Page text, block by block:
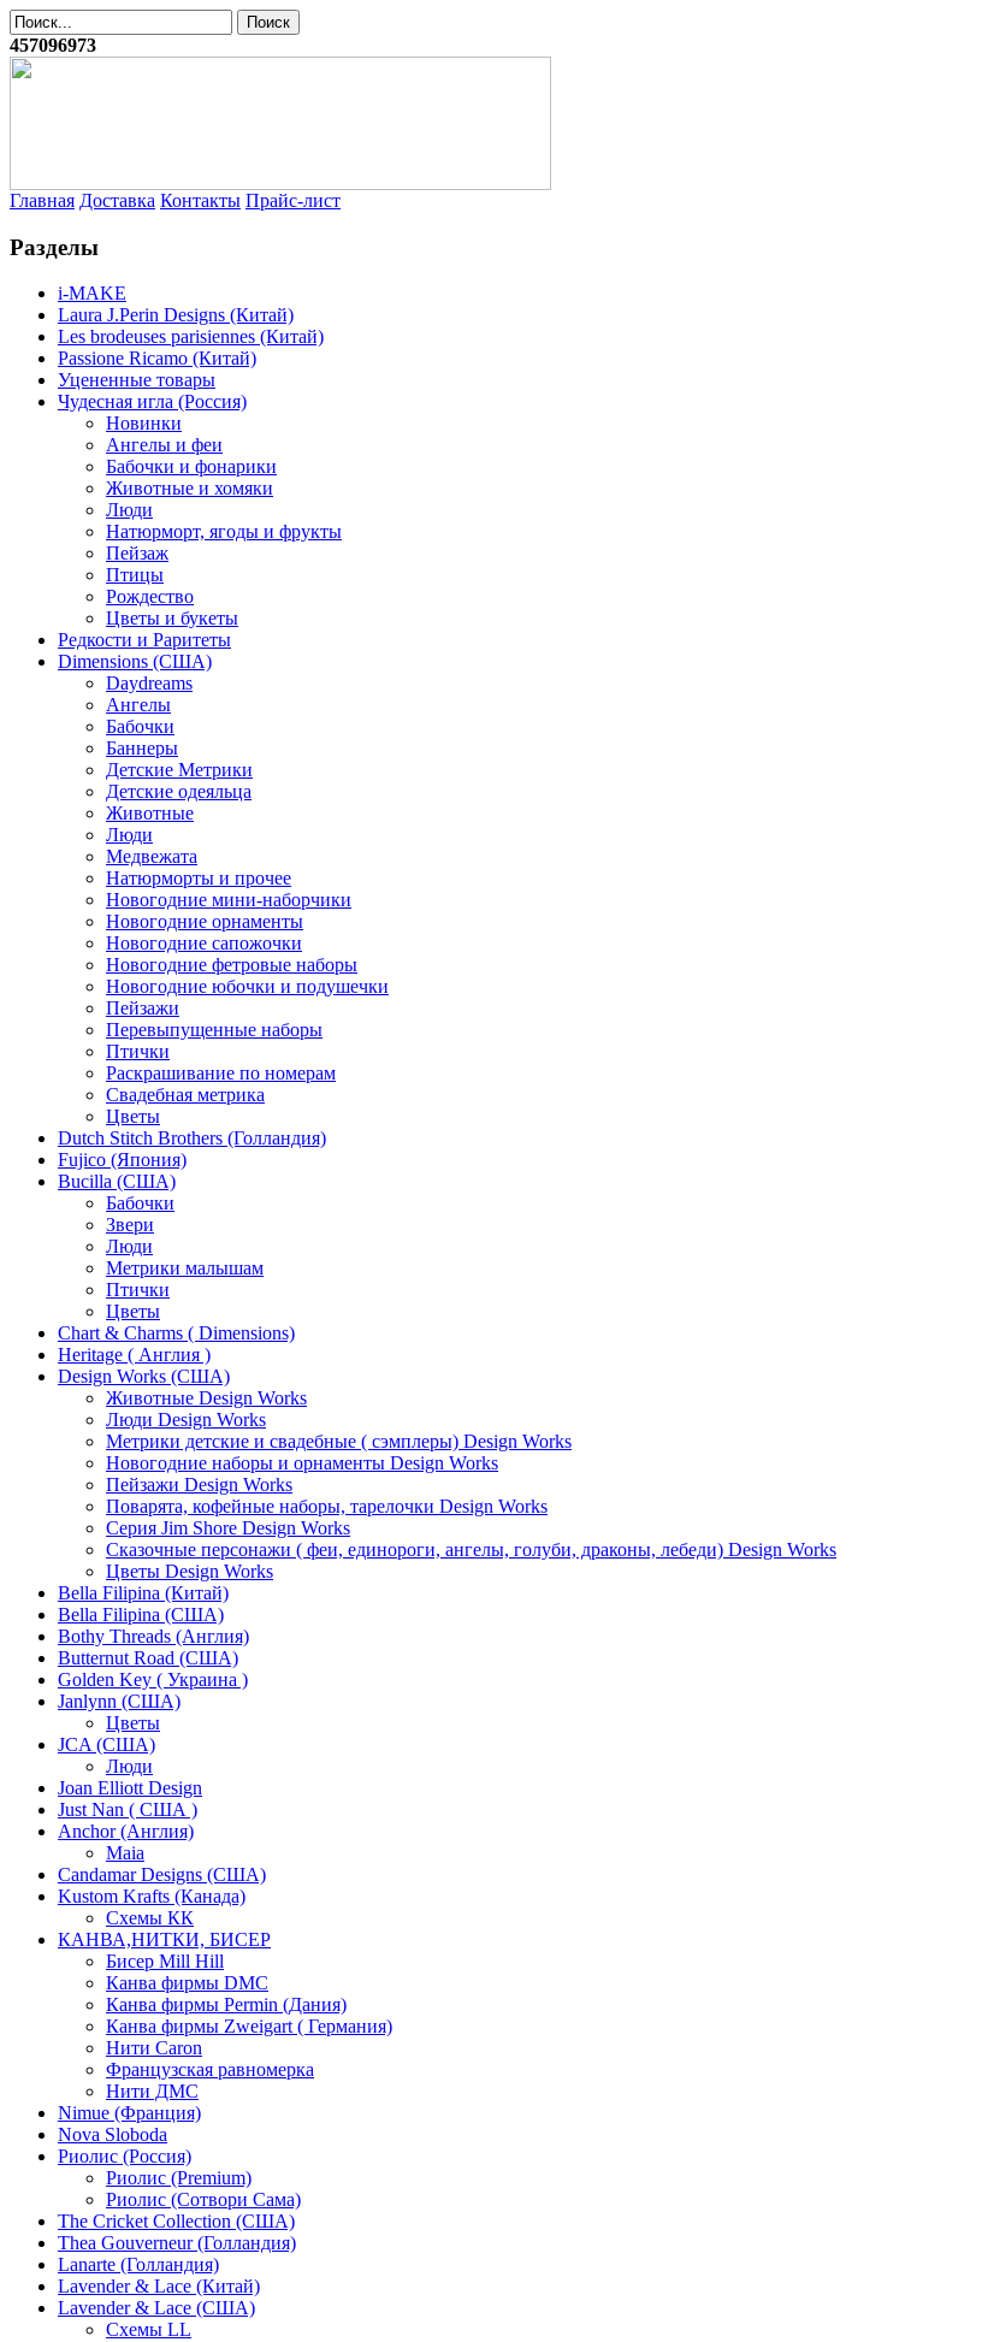
457096973
Главная Доставка Контакты Прайс-лист
Разделы
i-MAKE
Laura J.Perin Designs (Китай)
Les brodeuses parisiennes (Китай)
Passione Ricamo (Китай)
Уцененные товары
Чудесная игла (Россия)
Новинки
Ангелы и феи
Бабочки и фонарики
Животные и хомяки
Люди
Натюрморт, ягоды и фрукты
Пейзаж
Птицы
Рождество
Цветы и букеты
Редкости и Раритеты
Dimensions (США)
Daydreams
Ангелы
Бабочки
Баннеры
Детские Метрики
Детские одеяльца
Животные
Люди
Медвежата
Натюрморты и прочее
Новогодние мини-наборчики
Новогодние орнаменты
Новогодние сапожочки
Новогодние фетровые наборы
Новогодние юбочки и подушечки
Пейзажи
Перевыпущенные наборы
Птички
Раскрашивание по номерам
Свадебная метрика
Цветы
Dutch Stitch Brothers (Голландия)
Fujico (Япония)
Bucilla (США)
Бабочки
Звери
Люди
Метрики малышам
Птички
Цветы
Chart & Charms ( Dimensions)
Heritage ( Англия )
Design Works (США)
Животные Design Works
Люди Design Works
Метрики детские и свадебные ( сэмплеры) Design Works
Новогодние наборы и орнаменты Design Works
Пейзажи Design Works
Поварята, кофейные наборы, тарелочки Design Works
Серия Jim Shore Design Works
Сказочные персонажи ( феи, единороги, ангелы, голуби, драконы, лебеди) Design Works
Цветы Design Works
Bella Filipina (Китай)
Bella Filipina (США)
Bothy Threads (Англия)
Butternut Road (США)
Golden Key ( Украина )
Janlynn (США)
Цветы
JCA (США)
Люди
Joan Elliott Design
Just Nan ( США )
Anchor (Англия)
Maia
Candamar Designs (США)
Kustom Krafts (Канада)
Схемы КК
КАНВА,НИТКИ, БИСЕР
Бисер Mill Hill
Канва фирмы DMC
Канва фирмы Permin (Дания)
Канва фирмы Zweigart ( Германия)
Нити Caron
Французская равномерка
Нити ДМС
Nimue (Франция)
Nova Sloboda
Риолис (Россия)
Риолис (Premium)
Риолис (Сотвори Сама)
The Cricket Collection (США)
Thea Gouverneur (Голландия)
Lanarte (Голландия)
Lavender & Lace (Китай)
Lavender & Lace (США)
Схемы LL